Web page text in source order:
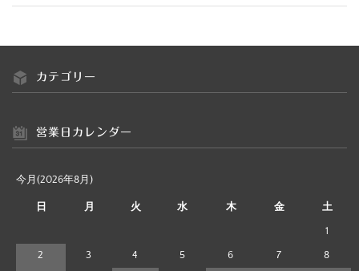
カテゴリー
営業日カレンダー
今月(2026年8月)
日 月 火 水 木 金 土
1
2 3 4 5 6 7 8